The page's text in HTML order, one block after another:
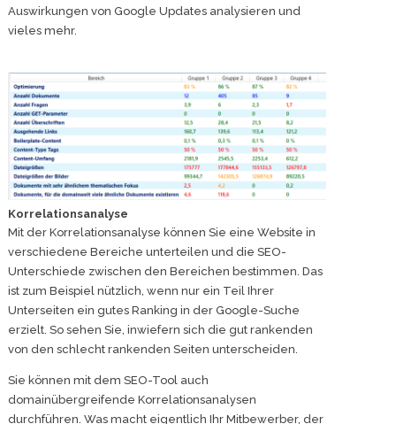
Auswirkungen von Google Updates analysieren und
vieles mehr.
Korrelationsanalyse
Mit der Korrelationsanalyse können Sie eine Website in
verschiedene Bereiche unterteilen und die SEO-
Unterschiede zwischen den Bereichen bestimmen. Das
ist zum Beispiel nützlich, wenn nur ein Teil Ihrer
Unterseiten ein gutes Ranking in der Google-Suche
erzielt. So sehen Sie, inwiefern sich die gut rankenden
von den schlecht rankenden Seiten unterscheiden.
Sie können mit dem SEO-Tool auch
domainübergreifende Korrelationsanalysen
durchführen. Was macht eigentlich Ihr Mitbewerber, der